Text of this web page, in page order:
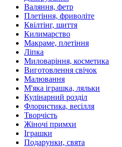
Валяння, фетр
Плетіння, фриволіте
Квілтінг, шиття
Килимарство
Макраме, плетіння
Ліпка
Миловаріння, косметика
Виготовлення свічок
Малювання
М'яка іграшка, ляльки
Кулінарний розділ
Флористика, весілля
Творчість
Жіночі примхи
Іграшки
Подарунки, свята